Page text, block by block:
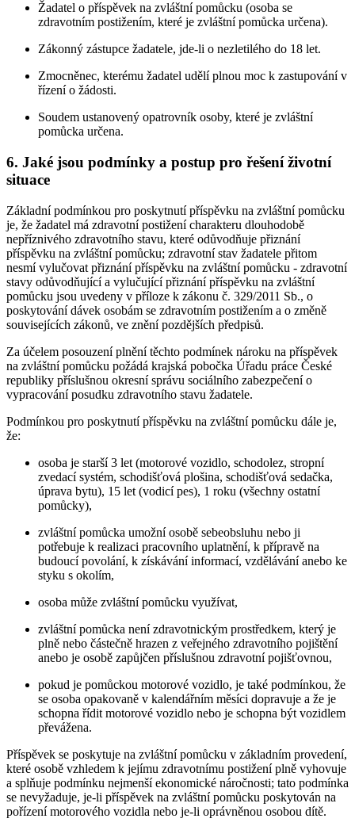
Žadatel o příspěvek na zvláštní pomůcku (osoba se
zdravotním postižením, které je zvláštní pomůcka určena).
Zákonný zástupce žadatele, jde-li o nezletilého do 18 let.
Zmocněnec, kterému žadatel udělí plnou moc k zastupování v
řízení o žádosti.
Soudem ustanovený opatrovník osoby, které je zvláštní
pomůcka určena.
6. Jaké jsou podmínky a postup pro řešení životní
situace
Základní podmínkou pro poskytnutí příspěvku na zvláštní pomůcku
je, že žadatel má zdravotní postižení charakteru dlouhodobě
nepříznivého zdravotního stavu, které odůvodňuje přiznání
příspěvku na zvláštní pomůcku; zdravotní stav žadatele přitom
nesmí vylučovat přiznání příspěvku na zvláštní pomůcku - zdravotní
stavy odůvodňující a vylučující přiznání příspěvku na zvláštní
pomůcku jsou uvedeny v příloze k zákonu č. 329/2011 Sb., o
poskytování dávek osobám se zdravotním postižením a o změně
souvisejících zákonů, ve znění pozdějších předpisů.
Za účelem posouzení plnění těchto podmínek nároku na příspěvek
na zvláštní pomůcku požádá krajská pobočka Úřadu práce České
republiky příslušnou okresní správu sociálního zabezpečení o
vypracování posudku zdravotního stavu žadatele.
Podmínkou pro poskytnutí příspěvku na zvláštní pomůcku dále je,
že:
osoba je starší 3 let (motorové vozidlo, schodolez, stropní
zvedací systém, schodišťová plošina, schodišťová sedačka,
úprava bytu), 15 let (vodicí pes), 1 roku (všechny ostatní
pomůcky),
zvláštní pomůcka umožní osobě sebeobsluhu nebo ji
potřebuje k realizaci pracovního uplatnění, k přípravě na
budoucí povolání, k získávání informací, vzdělávání anebo ke
styku s okolím,
osoba může zvláštní pomůcku využívat,
zvláštní pomůcka není zdravotnickým prostředkem, který je
plně nebo částečně hrazen z veřejného zdravotního pojištění
anebo je osobě zapůjčen příslušnou zdravotní pojišťovnou,
pokud je pomůckou motorové vozidlo, je také podmínkou, že
se osoba opakovaně v kalendářním měsíci dopravuje a že je
schopna řídit motorové vozidlo nebo je schopna být vozidlem
převážena.
Příspěvek se poskytuje na zvláštní pomůcku v základním provedení,
které osobě vzhledem k jejímu zdravotnímu postižení plně vyhovuje
a splňuje podmínku nejmenší ekonomické náročnosti; tato podmínka
se nevyžaduje, je-li příspěvek na zvláštní pomůcku poskytován na
pořízení motorového vozidla nebo je-li oprávněnou osobou dítě.